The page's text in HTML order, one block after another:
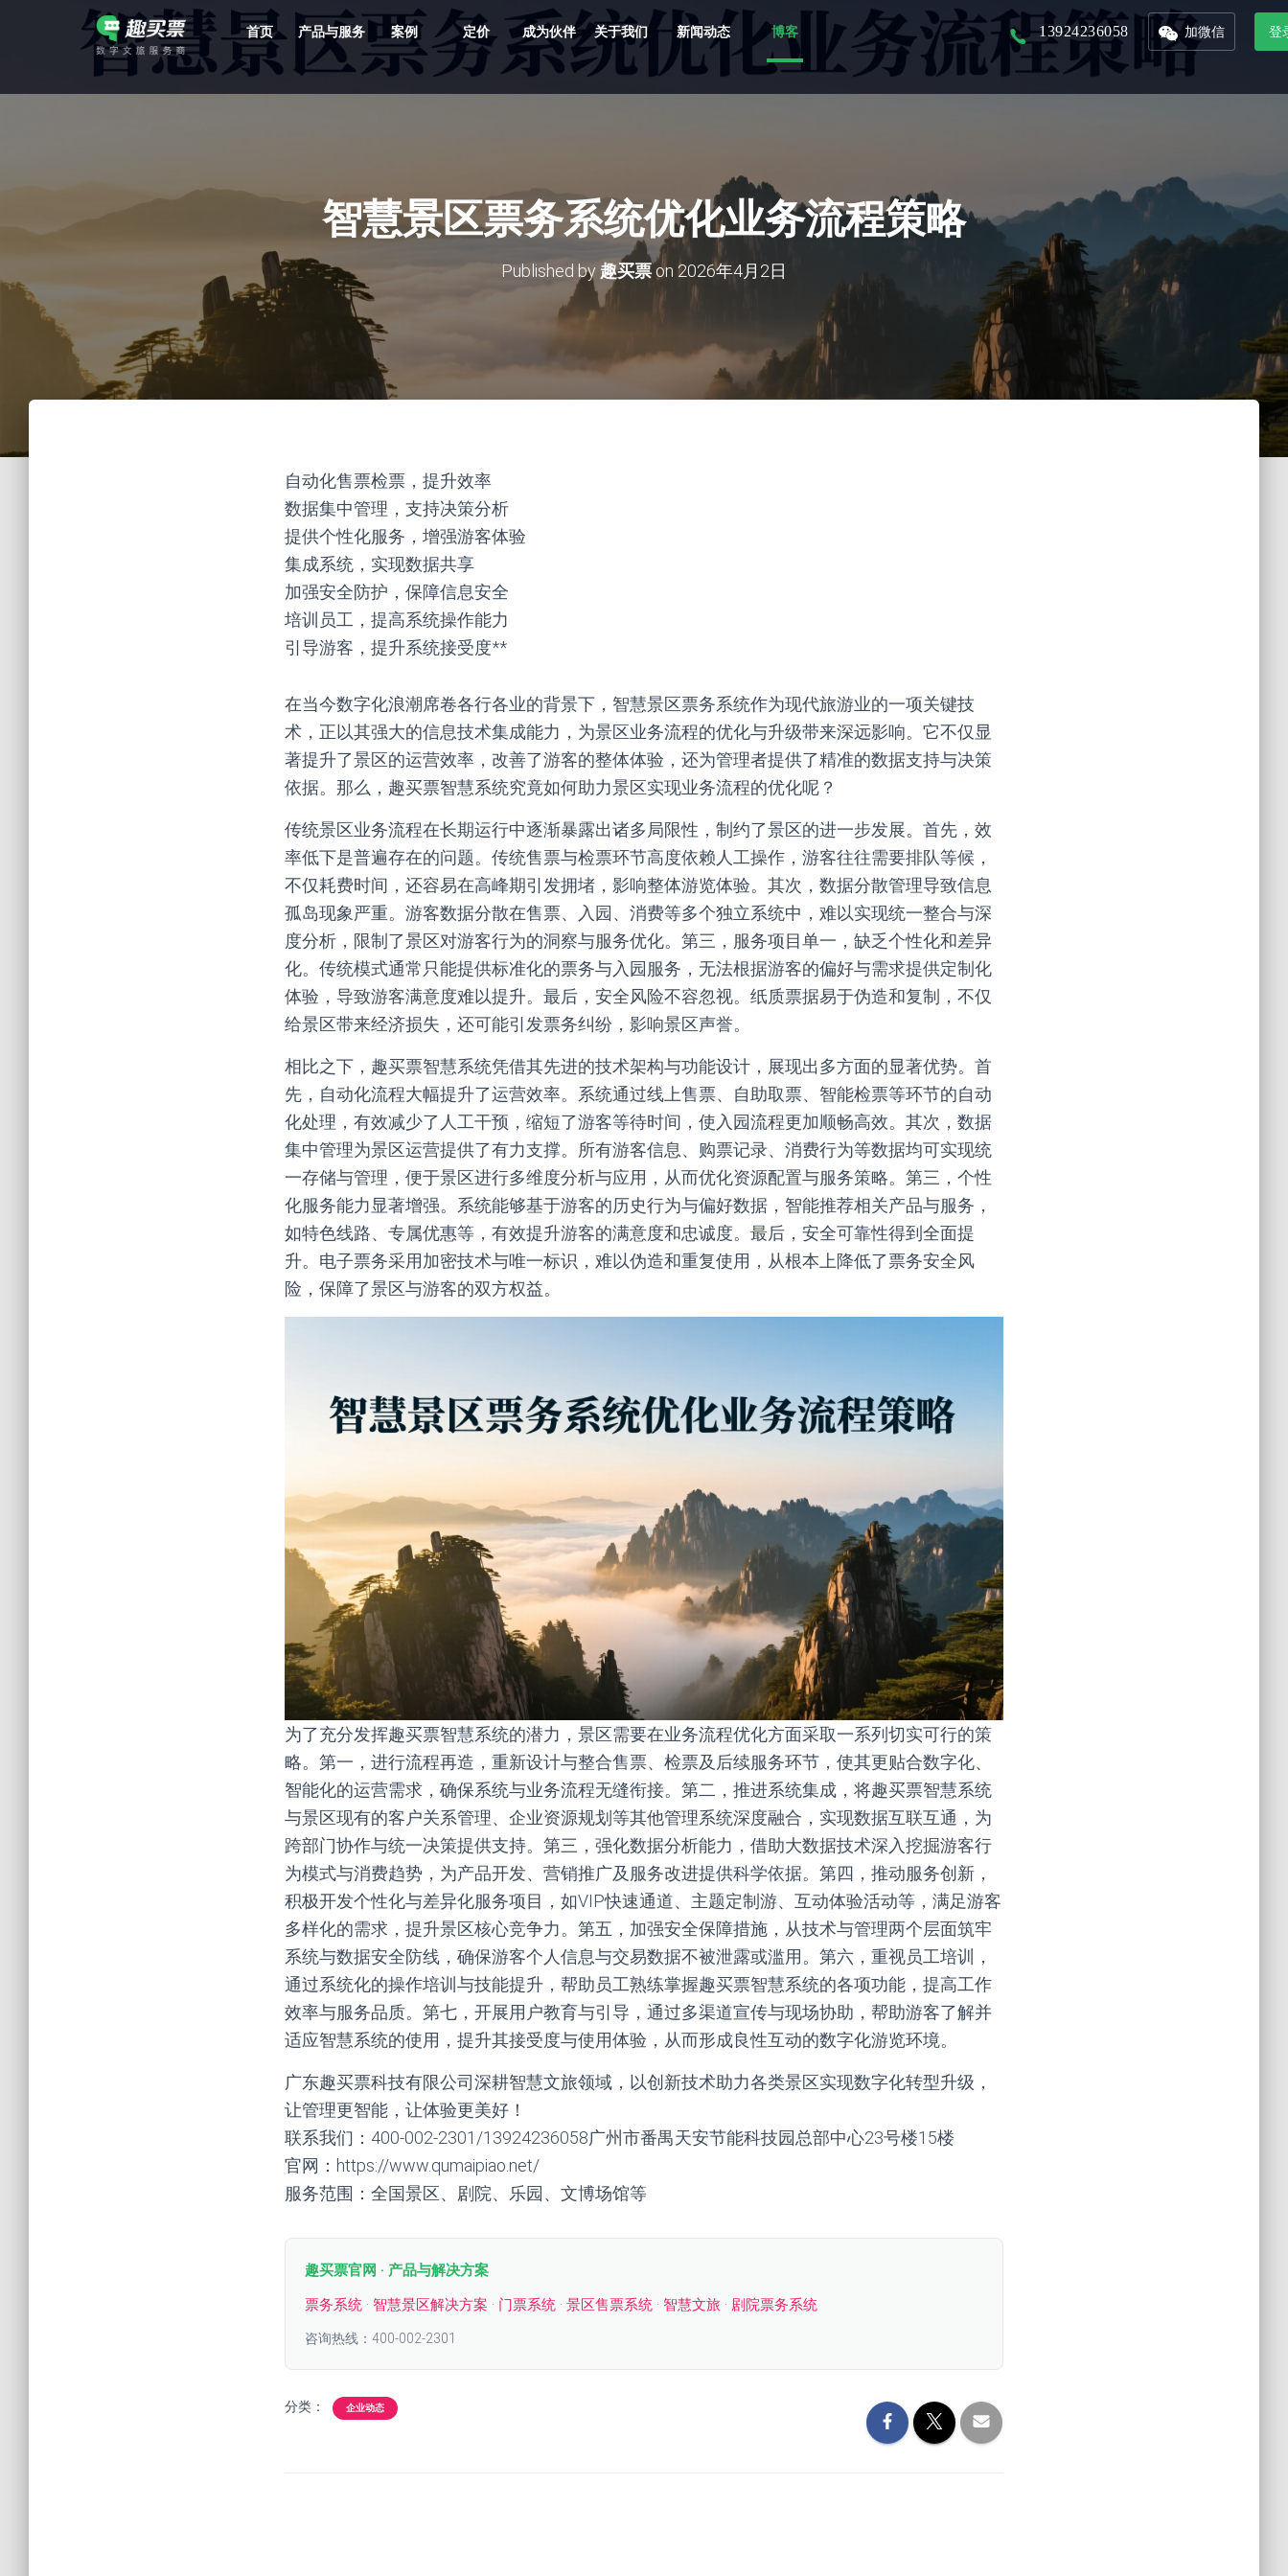
首页 产品与服务 案例 定价 成为伙伴 关于我们 新闻动态 博客 13924236058 加微信 登
智慧景区票务系统优化业务流程策略
Published by 趣买票 on 2026年4月2日
自动化售票检票，提升效率
数据集中管理，支持决策分析
提供个性化服务，增强游客体验
集成系统，实现数据共享
加强安全防护，保障信息安全
培训员工，提高系统操作能力
引导游客，提升系统接受度**
在当今数字化浪潮席卷各行各业的背景下，智慧景区票务系统作为现代旅游业的一项关键技
术，正以其强大的信息技术集成能力，为景区业务流程的优化与升级带来深远影响。它不仅显
著提升了景区的运营效率，改善了游客的整体体验，还为管理者提供了精准的数据支持与决策
依据。那么，趣买票智慧系统究竟如何助力景区实现业务流程的优化呢？
传统景区业务流程在长期运行中逐渐暴露出诸多局限性，制约了景区的进一步发展。首先，效
率低下是普遍存在的问题。传统售票与检票环节高度依赖人工操作，游客往往需要排队等候，
不仅耗费时间，还容易在高峰期引发拥堵，影响整体游览体验。其次，数据分散管理导致信息
孤岛现象严重。游客数据分散在售票、入园、消费等多个独立系统中，难以实现统一整合与深
度分析，限制了景区对游客行为的洞察与服务优化。第三，服务项目单一，缺乏个性化和差异
化。传统模式通常只能提供标准化的票务与入园服务，无法根据游客的偏好与需求提供定制化
体验，导致游客满意度难以提升。最后，安全风险不容忽视。纸质票据易于伪造和复制，不仅
给景区带来经济损失，还可能引发票务纠纷，影响景区声誉。
相比之下，趣买票智慧系统凭借其先进的技术架构与功能设计，展现出多方面的显著优势。首
先，自动化流程大幅提升了运营效率。系统通过线上售票、自助取票、智能检票等环节的自动
化处理，有效减少了人工干预，缩短了游客等待时间，使入园流程更加顺畅高效。其次，数据
集中管理为景区运营提供了有力支撑。所有游客信息、购票记录、消费行为等数据均可实现统
一存储与管理，便于景区进行多维度分析与应用，从而优化资源配置与服务策略。第三，个性
化服务能力显著增强。系统能够基于游客的历史行为与偏好数据，智能推荐相关产品与服务，
如特色线路、专属优惠等，有效提升游客的满意度和忠诚度。最后，安全可靠性得到全面提
升。电子票务采用加密技术与唯一标识，难以伪造和重复使用，从根本上降低了票务安全风
险，保障了景区与游客的双方权益。
为了充分发挥趣买票智慧系统的潜力，景区需要在业务流程优化方面采取一系列切实可行的策
略。第一，进行流程再造，重新设计与整合售票、检票及后续服务环节，使其更贴合数字化、
智能化的运营需求，确保系统与业务流程无缝衔接。第二，推进系统集成，将趣买票智慧系统
与景区现有的客户关系管理、企业资源规划等其他管理系统深度融合，实现数据互联互通，为
跨部门协作与统一决策提供支持。第三，强化数据分析能力，借助大数据技术深入挖掘游客行
为模式与消费趋势，为产品开发、营销推广及服务改进提供科学依据。第四，推动服务创新，
积极开发个性化与差异化服务项目，如VIP快速通道、主题定制游、互动体验活动等，满足游客
多样化的需求，提升景区核心竞争力。第五，加强安全保障措施，从技术与管理两个层面筑牢
系统与数据安全防线，确保游客个人信息与交易数据不被泄露或滥用。第六，重视员工培训，
通过系统化的操作培训与技能提升，帮助员工熟练掌握趣买票智慧系统的各项功能，提高工作
效率与服务品质。第七，开展用户教育与引导，通过多渠道宣传与现场协助，帮助游客了解并
适应智慧系统的使用，提升其接受度与使用体验，从而形成良性互动的数字化游览环境。
广东趣买票科技有限公司深耕智慧文旅领域，以创新技术助力各类景区实现数字化转型升级，
让管理更智能，让体验更美好！
联系我们：400-002-2301/13924236058广州市番禺天安节能科技园总部中心23号楼15楼
官网：https://www.qumaipiao.net/
服务范围：全国景区、剧院、乐园、文博场馆等
趣买票官网 · 产品与解决方案
票务系统 · 智慧景区解决方案 · 门票系统 · 景区售票系统 · 智慧文旅 · 剧院票务系统
咨询热线：400-002-2301
分类： 企业动态